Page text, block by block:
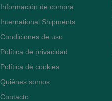
Información de compra
International Shipments
Condiciones de uso
Política de privacidad
Política de cookies
Quiénes somos
Contacto